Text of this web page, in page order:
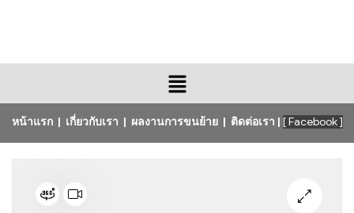
หน้าแรก| เกี่ยวกับเรา | ผลงานการขนย้าย| ติดต่อเรา | [ Facebook ]